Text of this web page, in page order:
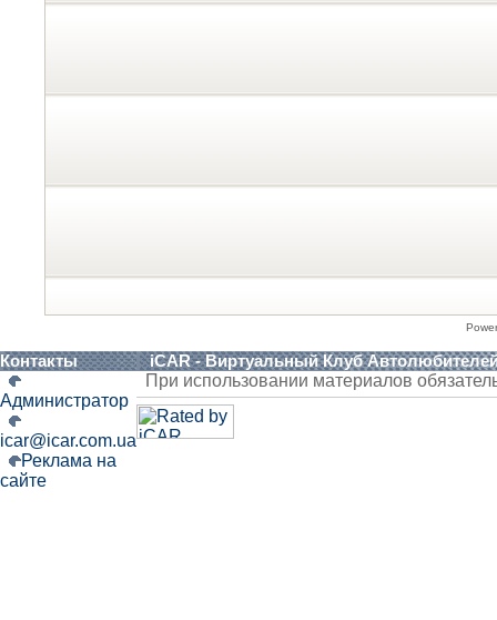
Контакты iCAR - Виртуальный Клуб
Администратор
icar@icar.com.ua
Реклама на
сайте
При использовании материалов